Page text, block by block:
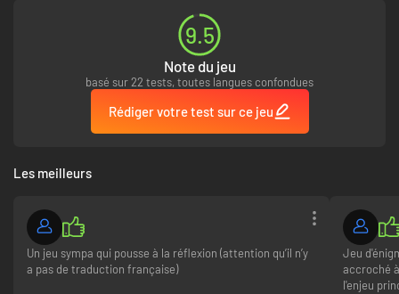
9.5
Note du jeu
basé sur 22 tests, toutes langues confondues
Rédiger votre test sur ce jeu
Les meilleurs
Un jeu sympa qui pousse à la réflexion (attention qu’il n’y
a pas de traduction française)
Jeu
accroché
l'enjeu